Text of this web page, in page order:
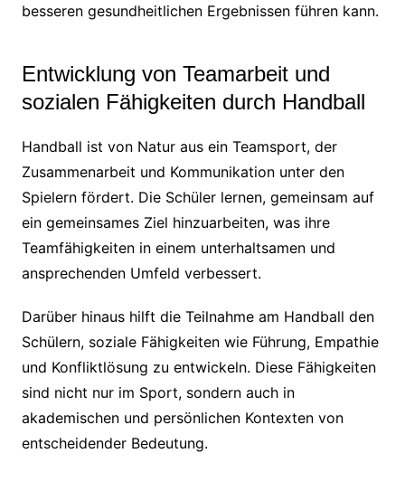
besseren gesundheitlichen Ergebnissen führen kann.
Entwicklung von Teamarbeit und
sozialen Fähigkeiten durch Handball
Handball ist von Natur aus ein Teamsport, der
Zusammenarbeit und Kommunikation unter den
Spielern fördert. Die Schüler lernen, gemeinsam auf
ein gemeinsames Ziel hinzuarbeiten, was ihre
Teamfähigkeiten in einem unterhaltsamen und
ansprechenden Umfeld verbessert.
Darüber hinaus hilft die Teilnahme am Handball den
Schülern, soziale Fähigkeiten wie Führung, Empathie
und Konfliktlösung zu entwickeln. Diese Fähigkeiten
sind nicht nur im Sport, sondern auch in
akademischen und persönlichen Kontexten von
entscheidender Bedeutung.